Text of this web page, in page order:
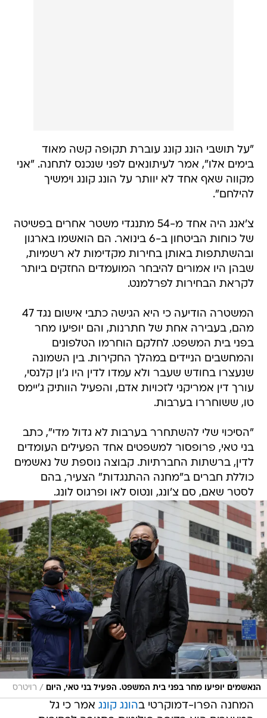
"על תושבי הונג קונג עוברת תקופה קשה מאוד
בימים אלו", אמר לעיתונאים לפני שנכנס לתחנה. "אני
מקווה שאף אחד לא יוותר על הונג קונג וימשיך
להילחם".
צ'אנג היה אחד מ-54 מתנגדי משטר אחרים בפשיטה
של כוחות הביטחון ב-6 בינואר. הם הואשמו בארגון
ובהשתתפות באותן בחירות מקדימות לא רשמיות,
שבהן היו אמורים להיבחר המועמדים החזקים ביותר
לקראת הבחירות לפרלמנט.
המשטרה הודיעה כי היא הגישה כתבי אישום נגד 47
מהם, בעבירה אחת של חתרנות, והם יופיעו מחר
בפני בית המשפט. לחלקם הוחרמו הטלפונים
והמחשבים הניידים במהלך החקירות. בין השמונה
שנעצרו בחודש שעבר ולא עמדו לדין היו ג'ון קלנסי,
עורך דין אמריקני לזכויות אדם, והפעיל הוותיק ג'יימס
טו, ששוחררו בערבות.
"הסיכוי שלי להשתחרר בערבות לא גדול מדי", כתב
בני טאי, פרופסור למשפטים אחד הפעילים העומדים
לדין, ברשתות החברתיות. קבוצה נוספת של נאשמים
כוללת חברים ב"מחנה ההתנגדות" הצעיר, בהם
לסטר שאם, סם צ'ונג, ונטוס לאו ופרגוס לונג.
הנאשמים יופיעו מחר בפני בית המשפט. הפעיל בני טאי, היום / רויטרס
המחנה הפרו-דמוקרטי בהונג קונג אמר כי גל